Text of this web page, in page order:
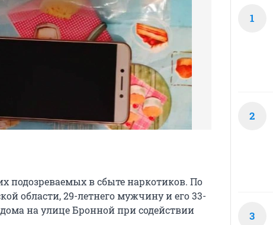
подозреваемых в сбыте наркотиков. По
области, 29-летнего мужчину и его 33-
на улице Бронной при содействии
1
2
3